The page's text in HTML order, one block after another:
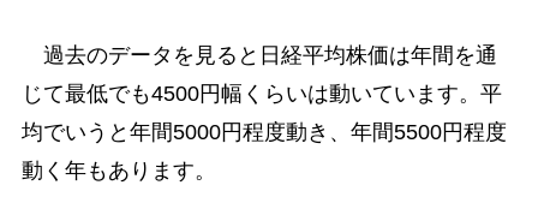
過去のデータを見ると日経平均株価は年間を通
じて最低でも4500円幅くらいは動いています。平
均でいうと年間5000円程度動き、年間5500円程度
動く年もあります。